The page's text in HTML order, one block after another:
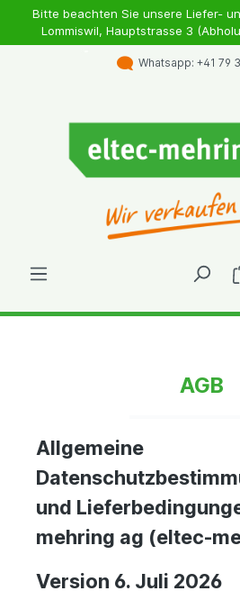
Bitte beachten Sie unsere Liefer-
Lommiswil, Hauptstrasse 3
E-Mail: info@eltec-
AGB
Allgemeine
und
mehring ag (eltec-
Version 6. Juli 2026